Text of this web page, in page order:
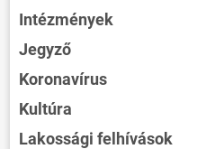
Intézmények
Jegyző
Koronavírus
Kultúra
Lakossági felhívások